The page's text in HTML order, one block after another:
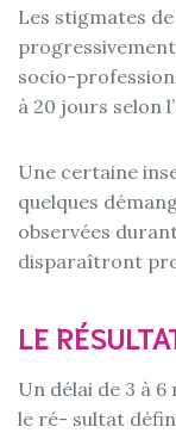
Les stigmates
socio-
à 20 jours selon
Une certaine
quelques
observées
disparaîtront
LE
Un délai de 3 à
le ré- sultat